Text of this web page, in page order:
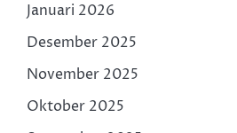
Januari 2026
Desember 2025
November 2025
Oktober 2025